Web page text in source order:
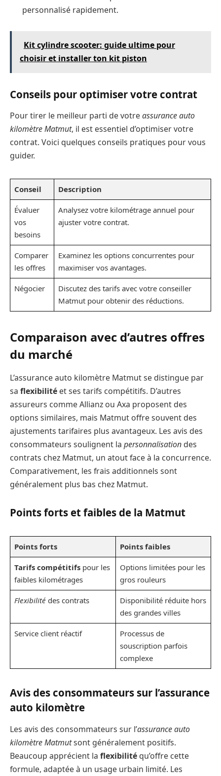
personnalisé rapidement.
Kit cylindre scooter: guide ultime pour
choisir et installer ton kit piston
Conseils pour optimiser votre contrat
Pour tirer le meilleur parti de votreassurance auto
kilomètre Matmut, il est essentiel d’optimiser votre
contrat. Voici quelques conseils pratiques pour vous
guider.
Conseil Description
Évaluer
vos
besoins
Analysez votre kilométrage annuel pour
ajuster votre contrat.
Comparer
les offres
Examinez les options concurrentes pour
maximiser vos avantages.
Négocier
Discutez des tarifs avec votre conseiller
Matmut pour obtenir des réductions.
Comparaison avec d’autres offres
du marché
L’assurance auto kilomètre Matmut se distingue par
sa flexibilité et ses tarifs compétitifs. D’autres
assureurs comme Allianz ou Axa proposent des
options similaires, mais Matmut offre souvent des
ajustements tarifaires plus avantageux. Les avis des
consommateurs soulignent la personnalisation des
contrats chez Matmut, un atout face à la concurrence.
Comparativement, les frais additionnels sont
généralement plus bas chez Matmut.
Points forts et faibles de la Matmut
Points forts Points faibles
Tarifs compétitifs pour les
faibles kilométrages
Options limitées pour les
gros rouleurs
Flexibilité des contrats
Disponibilité réduite hors
des grandes villes
Service client réactif
Processus de
souscription parfois
complexe
Avis des consommateurs sur l’assurance
auto kilomètre
Les avis des consommateurs sur l’assurance auto
kilomètre Matmutsont généralement positifs.
Beaucoup apprécient la flexibilité qu’offre cette
formule, adaptée à un usage urbain limité. Les